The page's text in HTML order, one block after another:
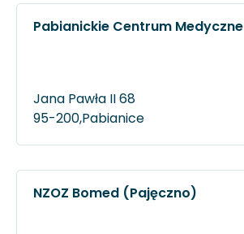
Pabianickie Centrum Medyczne
Jana Pawła II 68
95-200,Pabianice
NZOZ Bomed (Pajęczno)